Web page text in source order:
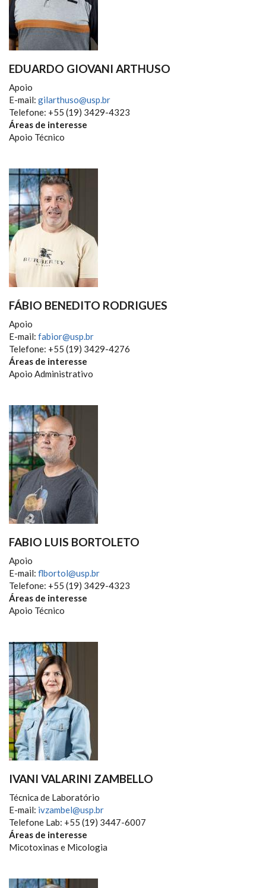
EDUARDO GIOVANI ARTHUSO
Apoio
E-mail: gilarthuso@usp.br
Telefone: +55 (19) 3429-4323
Áreas de interesse
Apoio Técnico
FÁBIO BENEDITO RODRIGUES
Apoio
E-mail: fabior@usp.br
Telefone: +55 (19) 3429-4276
Áreas de interesse
Apoio Administrativo
FABIO LUIS BORTOLETO
Apoio
E-mail: flbortol@usp.br
Telefone: +55 (19) 3429-4323
Áreas de interesse
Apoio Técnico
IVANI VALARINI ZAMBELLO
Técnica de Laboratório
E-mail: ivzambel@usp.br
Telefone Lab: +55 (19) 3447-6007
Áreas de interesse
Micotoxinas e Micologia